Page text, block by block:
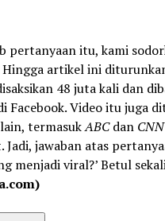
pertanyaan itu, kami
Hingga artikel ini
48 juta kali dan
Facebook. Video itu juga
termasukABCdan CNN
jawaban atas
menjadi viral?’ Betul